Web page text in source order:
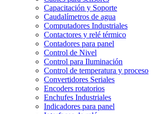
Capacitación y Soporte
Caudalímetros de agua
Computadores Industriales
Contactores y relé térmico
Contadores para panel
Control de Nivel
Control para Iluminación
Control de temperatura y proceso
Convertidores Seriales
Encoders rotatorios
Enchufes Industriales
Indicadores para panel